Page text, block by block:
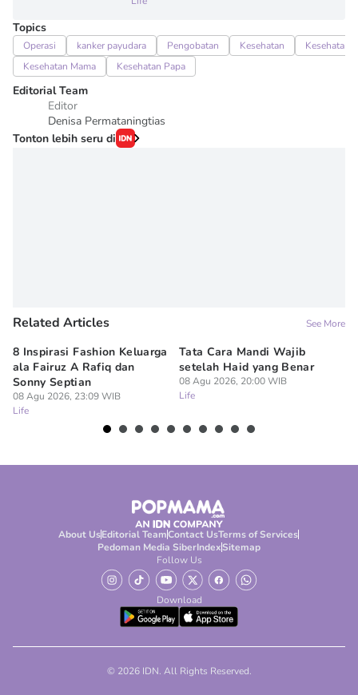
Topics
Operasi kanker payudara Pengobatan Kesehatan
Kesehatan
Kesehatan Mama
Kesehatan Papa
Editorial Team
Editor
Denisa Permataningtias
Tonton lebih seru di
Related Articles See More
8 Inspirasi Fashion Keluarga
ala Fairuz A Rafiq dan
Sonny Septian
08 Agu 2026, 23:09 WIB
Life
Tata Cara Mandi Wajib
setelah Haid yang Benar
08 Agu 2026, 20:00 WIB
Life
About UsEditorial TeamContact UsTerms of Services
Pedoman Media SiberIndexSitemap
Follow Us
Download
© 2026 IDN. All Rights Reserved.